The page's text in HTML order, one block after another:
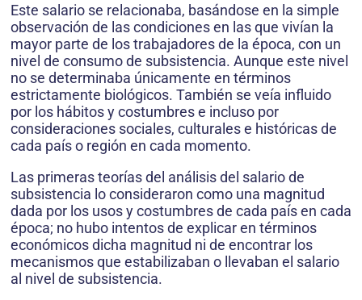
Este salario se relacionaba, basándose en la simple
observación de las condiciones en las que vivían la
mayor parte de los trabajadores de la época, con un
nivel de consumo de subsistencia. Aunque este nivel
no se determinaba únicamente en términos
estrictamente biológicos. También se veía influido
por los hábitos y costumbres e incluso por
consideraciones sociales, culturales e históricas de
cada país o región en cada momento.
Las primeras teorías del análisis del salario de
subsistencia lo consideraron como una magnitud
dada por los usos y costumbres de cada país en cada
época; no hubo intentos de explicar en términos
económicos dicha magnitud ni de encontrar los
mecanismos que estabilizaban o llevaban el salario
al nivel de subsistencia.